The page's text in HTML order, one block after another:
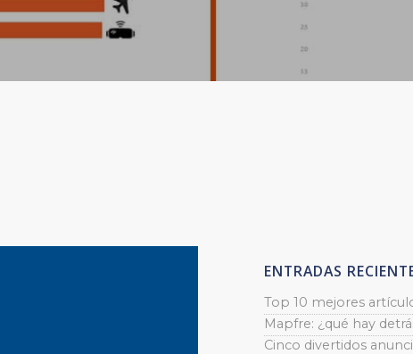
ENTRADAS
Top 10 mejores
Mapfre: ¿qué hay
Cinco divertidos